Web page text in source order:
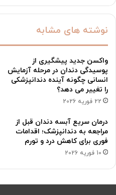
نوشته های مشابه
واکسن جدید پیشگیری از
پوسیدگی دندان در مرحله آزمایش
انسانی چگونه آینده دندانپزشکی
را تغییر می دهد؟
22 فوریه 2026
درمان سریع آبسه دندان قبل از
مراجعه به دندانپزشک؛ اقدامات
فوری برای کاهش درد و تورم
10 فوریه 2026